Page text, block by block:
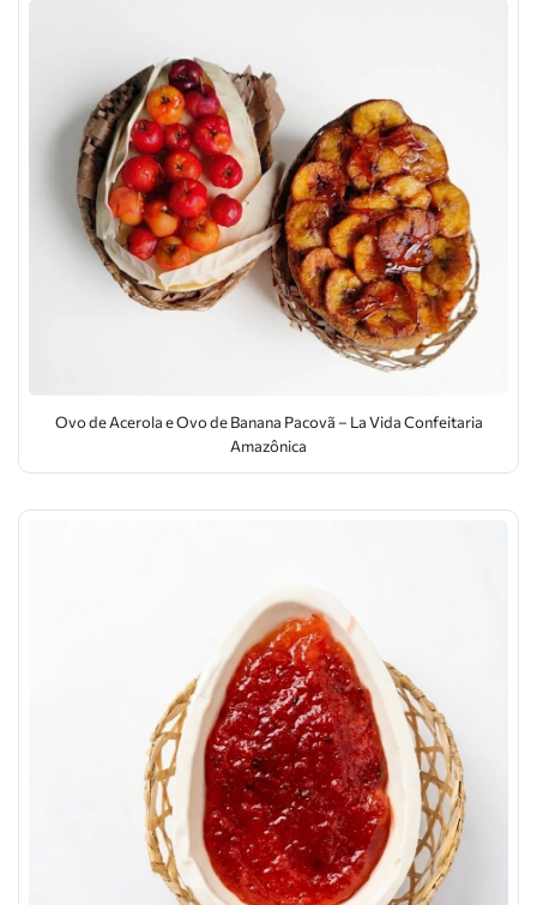
Ovo de Acerola e Ovo de Banana Pacovã – La Vida Confeitaria
Amazônica